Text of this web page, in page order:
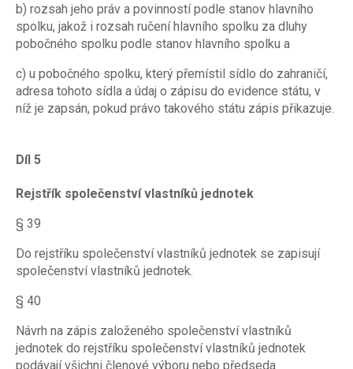
b) rozsah jeho práv a povinností podle stanov hlavního
spolku, jakož i rozsah ručení hlavního spolku za dluhy
pobočného spolku podle stanov hlavního spolku a
c) u pobočného spolku, který přemístil sídlo do zahraničí,
adresa tohoto sídla a údaj o zápisu do evidence státu, v
níž je zapsán, pokud právo takového státu zápis přikazuje.
Díl 5
Rejstřík společenství vlastníků jednotek
§ 39
Do rejstříku společenství vlastníků jednotek se zapisují
společenství vlastníků jednotek.
§ 40
Návrh na zápis založeného společenství vlastníků
jednotek do rejstříku společenství vlastníků jednotek
podávají všichni členové výboru nebo předseda